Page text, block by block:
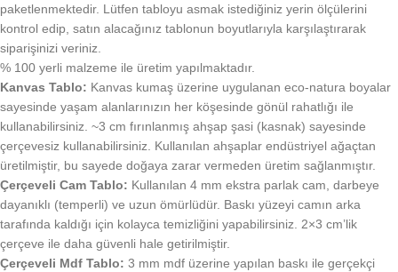
paketlenmektedir. Lütfen tabloyu asmak istediğiniz yerin ölçülerini
kontrol edip, satın alacağınız tablonun boyutlarıyla karşılaştırarak
siparişinizi veriniz.
% 100 yerli malzeme ile üretim yapılmaktadır.
Kanvas Tablo: Kanvas kumaş üzerine uygulanan eco-natura boyalar
sayesinde yaşam alanlarınızın her köşesinde gönül rahatlığı ile
kullanabilirsiniz. ~3 cm fırınlanmış ahşap şasi (kasnak) sayesinde
çerçevesiz kullanabilirsiniz. Kullanılan ahşaplar endüstriyel ağaçtan
üretilmiştir, bu sayede doğaya zarar vermeden üretim sağlanmıştır.
Çerçeveli Cam Tablo: Kullanılan 4 mm ekstra parlak cam, darbeye
dayanıklı (temperli) ve uzun ömürlüdür. Baskı yüzeyi camın arka
tarafında kaldığı için kolayca temizliğini yapabilirsiniz. 2×3 cm’lik
çerçeve ile daha güvenli hale getirilmiştir.
Çerçeveli Mdf Tablo: 3 mm mdf üzerine yapılan baskı ile gerçekçi